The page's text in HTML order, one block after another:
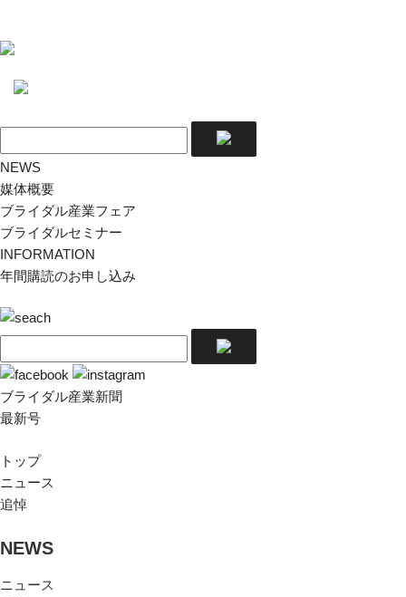
NEWS
媒体概要
ブライダル産業フェア
ブライダルセミナー
INFORMATION
年間購読のお申し込み
ブライダル産業新聞
最新号
トップ
ニュース
追悼
NEWS
ニュース